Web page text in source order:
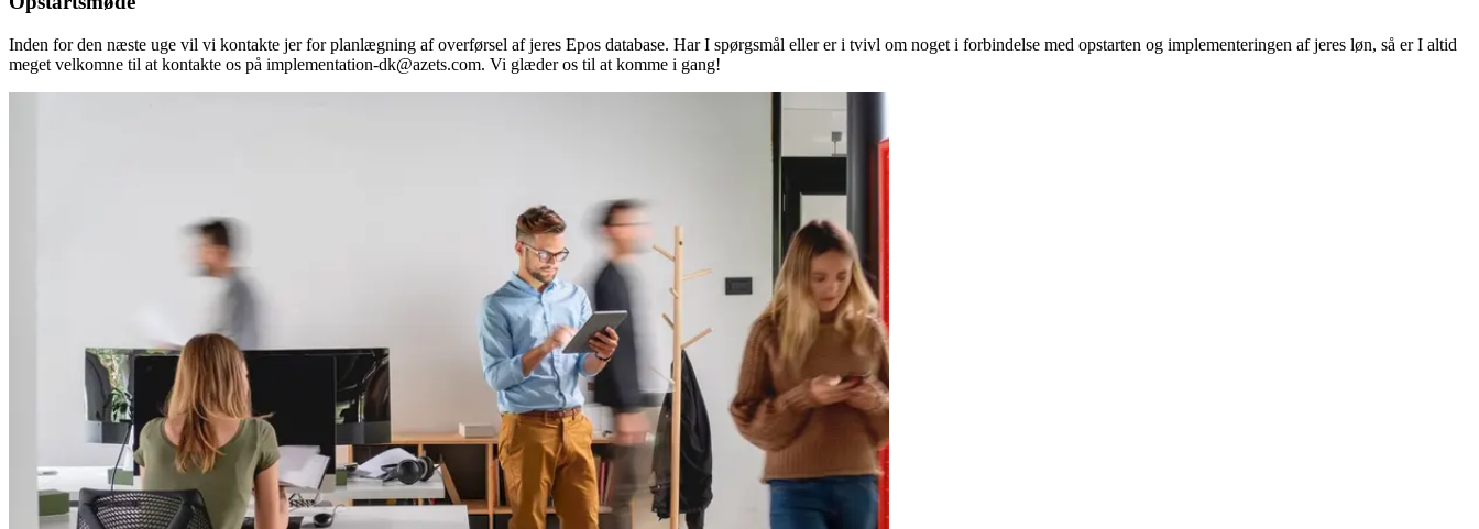
Inden for den næste uge vil vi kontakte jer for planlægning af overførsel af jeres Epos database. Har I spørgsmål eller er i tvivl om noget i forbindelse med opstarten og implementeringen af jeres løn, så er I altid
meget velkomne til at kontakte os på implementation-dk@azets.com. Vi glæder os til at komme i gang!